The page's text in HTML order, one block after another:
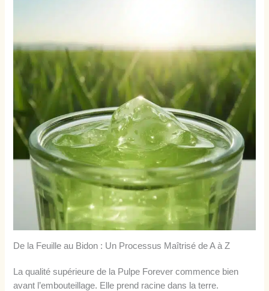
De la Feuille au Bidon : Un Processus Maîtrisé de A à Z
La qualité supérieure de la Pulpe Forever commence bien
avant l’embouteillage. Elle prend racine dans la terre.